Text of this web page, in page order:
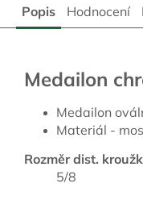
Popis Hodnocení
Medailon
Medailon
Materiál -
Rozměr dist.
5/8